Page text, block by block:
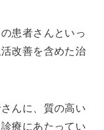
患者さんといっ
改善を含めた治
んに、質の高い
療にあたってい